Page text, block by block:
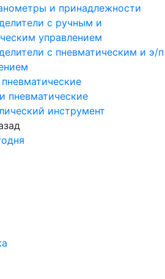
и принадлежности
с ручным и
управлением
с пневматическим и э/п
пневматические
инструмент